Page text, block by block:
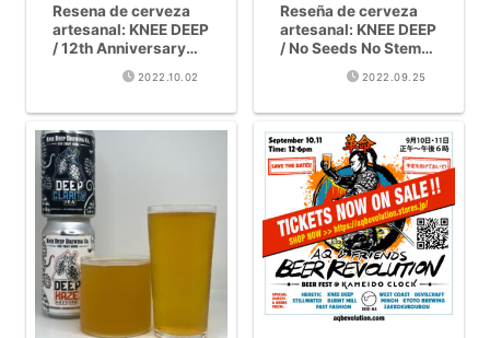
Resena de cerveza
artesanal: KNEE DEEP
/ 12th Anniversary
Hop Trio (TWCIPA
2022.10.02
Reseña de cerveza
artesanal: KNEE DEEP
/ No Seeds No Stems
TIPA (10%)
2022.09.25